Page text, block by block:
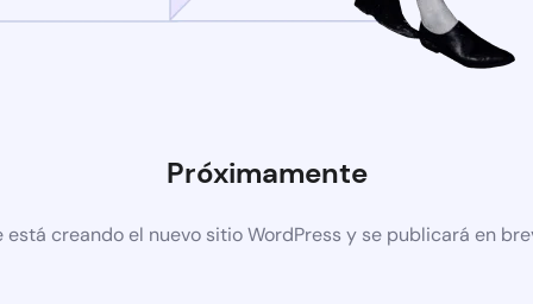
Próximamente
está creando el nuevo sitio WordPress y se publicará en